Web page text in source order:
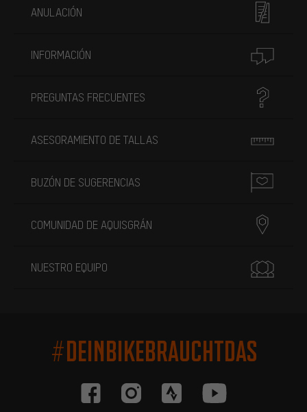
ANULACIÓN
INFORMACIÓN
PREGUNTAS FRECUENTES
ASESORAMIENTO DE TALLAS
BUZÓN DE SUGERENCIAS
COMUNIDAD DE AQUISGRÁN
NUESTRO EQUIPO
#DEINBIKEBRAUCHTDAS